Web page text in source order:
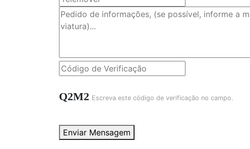
Q2M2 Escreva este código de verificação no campo.
Enviar Mensagem